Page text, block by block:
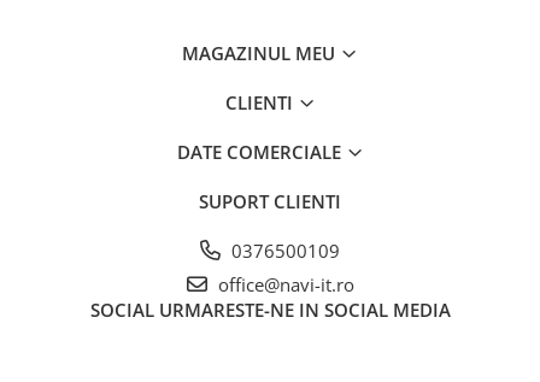
MAGAZINUL MEU
CLIENTI
DATE COMERCIALE
SUPORT CLIENTI
0376500109
office@navi-it.ro
SOCIAL URMARESTE-NE IN SOCIAL MEDIA